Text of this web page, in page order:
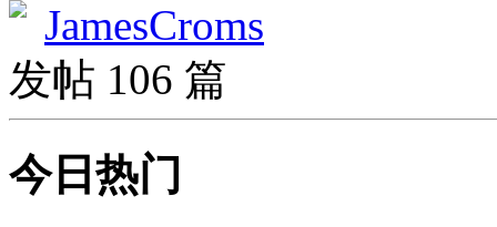
JamesCroms
发帖 106 篇
今日热门